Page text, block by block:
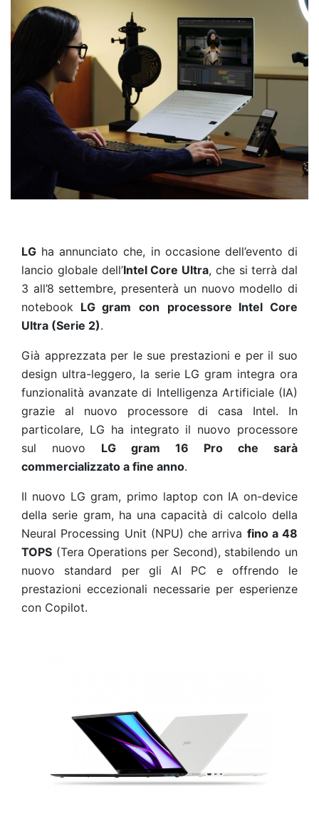
LG ha annunciato che, in occasione dell’evento di
lancio globale dell’Intel Core Ultra, che si terrà dal
3 all’8 settembre, presenterà un nuovo modello di
notebook LG gram con
processore Intel Core
Ultra (Serie 2).
Già apprezzata per le sue prestazioni e per il suo
design ultra-leggero, la serie LG gram integra ora
funzionalità avanzate di Intelligenza Artificiale (IA)
grazie al nuovo processore di casa Intel. In
particolare, LG ha integrato il nuovo processore
sul nuovo LG gram 16 Pro che sarà
commercializzato a fine anno.
Il nuovo LG gram, primo laptop con IA on-device
della serie gram, ha una capacità di calcolo della
Neural Processing Unit (NPU) che arriva fino a 48
TOPS (Tera Operations per Second), stabilendo un
nuovo standard per gli AI PC e offrendo le
prestazioni eccezionali necessarie per esperienze
con Copilot.